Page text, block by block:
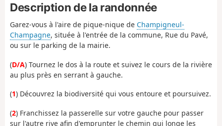
Description de la randonnée
Garez-vous à l'aire de pique-nique de Champigneul-
Champagne, située à l'entrée de la commune, Rue du Pavé,
ou sur le parking de la mairie.
(D/A) Tournez le dos à la route et suivez le cours de la rivière
au plus près en serrant à gauche.
(1) Découvrez la biodiversité qui vous entoure et poursuivez.
(2) Franchissez la passerelle sur votre gauche pour passer
sur l'autre rive afin d'emprunter le chemin qui longe les